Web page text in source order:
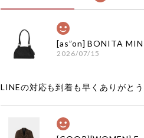
2026/07/15
LINEの対応も到着も早くありがとう